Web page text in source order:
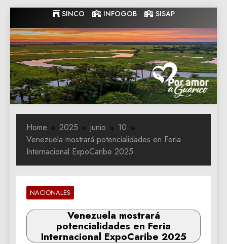
to
content
SINCO INFOGOB SISAP
Gobernacion
de Guarico
Gobernacion de Guarico
Home 2025 junio
10
Venezuela mostrará potencialidades en Feria
Internacional ExpoCaribe 2025
NACIONALES
Venezuela mostrará
potencialidades en Feria
Internacional ExpoCaribe 2025